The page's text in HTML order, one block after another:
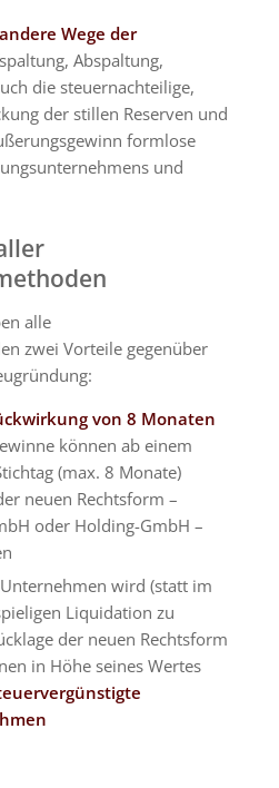
andere Wege der
Abspaltung,
die steuernachteilige,
der stillen Reserven und
formlose
und
alle
zwei Vorteile gegenüber
von 8 Monaten
können ab einem
(max. 8 Monate)
neuen Rechtsform –
oder Holding-GmbH –
wird (statt im
Liquidation zu
der neuen Rechtsform
in Höhe seines Wertes